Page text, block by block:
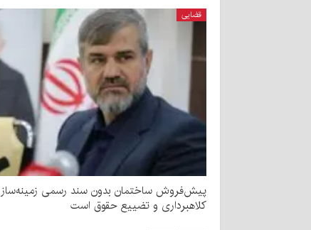
قضایی
پیش‌فروش ساختمان بدون سند رسمی زمینه‌ساز
کلاهبرداری و تضییع حقوق است